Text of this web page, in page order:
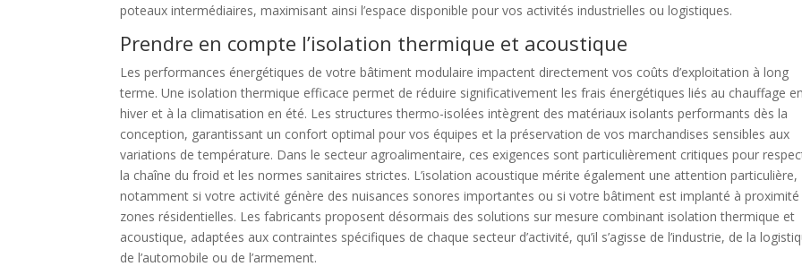
poteaux intermédiaires, maximisant ainsi l’espace disponible pour vos activités industrielles ou logistiques.
Prendre en compte l’isolation thermique et acoustique
Les performances énergétiques de votre bâtiment modulaire impactent directement vos coûts d’exploitation à long
terme. Une isolation thermique efficace permet de réduire significativement les frais énergétiques liés au chauffage en
hiver et à la climatisation en été. Les structures thermo-isolées intègrent des matériaux isolants performants dès la
conception, garantissant un confort optimal pour vos équipes et la préservation de vos marchandises sensibles aux
variations de température. Dans le secteur agroalimentaire, ces exigences sont particulièrement critiques pour
la chaîne du froid et les normes sanitaires strictes. L’isolation acoustique mérite également une attention particulière,
notamment si votre activité génère des nuisances sonores importantes ou si votre bâtiment est implanté à proximité
zones résidentielles. Les fabricants proposent désormais des solutions sur mesure combinant isolation thermique et
acoustique, adaptées aux contraintes spécifiques de chaque secteur d’activité, qu’il s’agisse de l’industrie, de la
de l’automobile ou de l’armement.